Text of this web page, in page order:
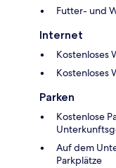
Futter- und
Internet
Kostenloses
Kostenloses
Parken
Kostenlose
Auf dem
Parkplätze